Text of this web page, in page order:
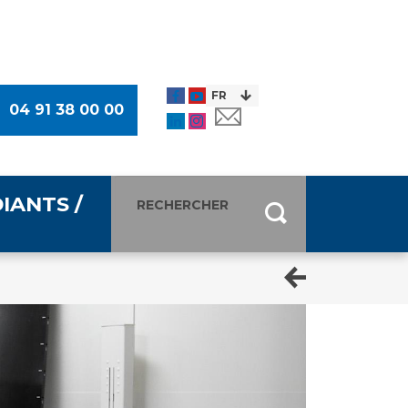
04 91 38 00 00
Des Usagers (CDU)
des Usagers
/
presse